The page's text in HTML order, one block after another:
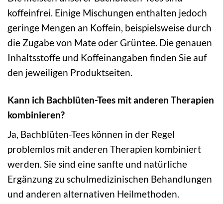
koffeinfrei. Einige Mischungen enthalten jedoch
geringe Mengen an Koffein, beispielsweise durch
die Zugabe von Mate oder Grüntee. Die genauen
Inhaltsstoffe und Koffeinangaben finden Sie auf
den jeweiligen Produktseiten.
Kann ich Bachblüten-Tees mit anderen Therapien
kombinieren?
Ja, Bachblüten-Tees können in der Regel
problemlos mit anderen Therapien kombiniert
werden. Sie sind eine sanfte und natürliche
Ergänzung zu schulmedizinischen Behandlungen
und anderen alternativen Heilmethoden.